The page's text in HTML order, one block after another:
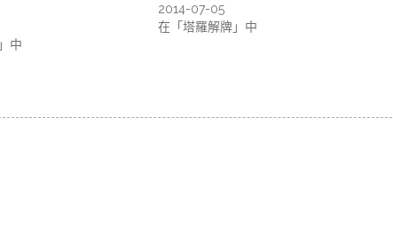
中
2014-07-05
在「塔羅解牌」中